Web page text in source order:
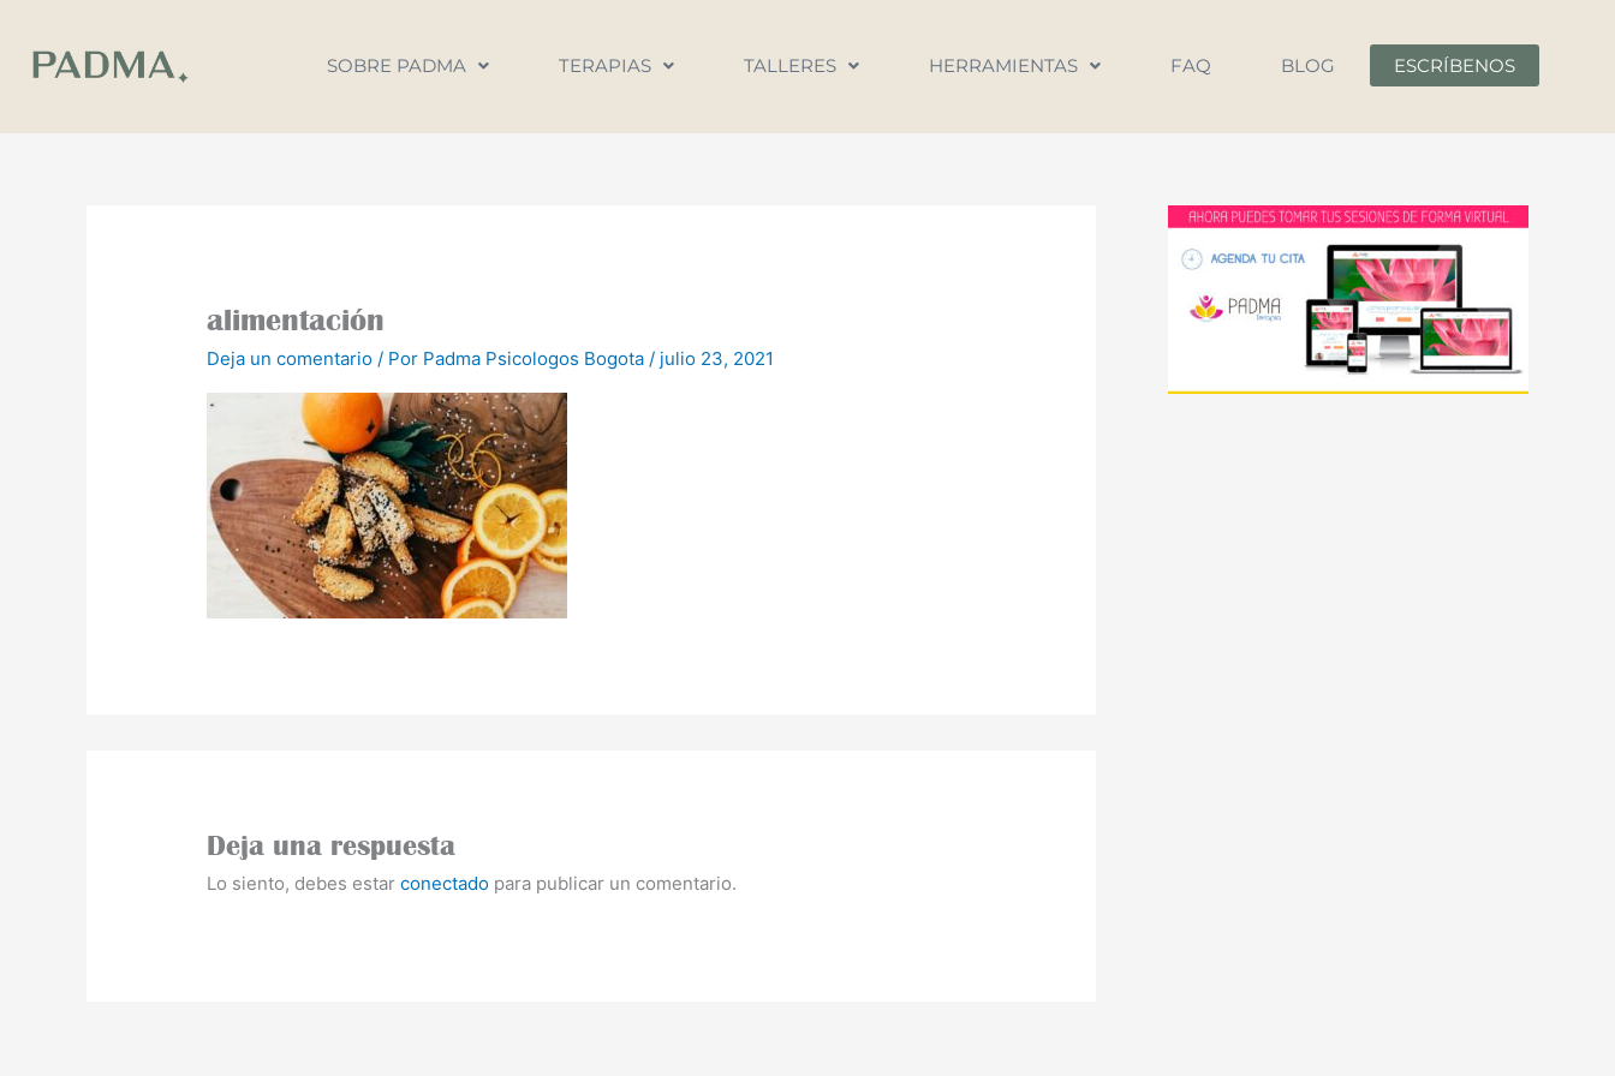
contenido
SOBRE PADMA TERAPIAS TALLERES HERRAMIENTAS FAQ BLOG ESCRÍBENOS
alimentación
Deja un comentario / Por Padma Psicologos Bogota / julio 23, 2021
Deja una respuesta
Lo siento, debes estarconectado para publicar un comentario.